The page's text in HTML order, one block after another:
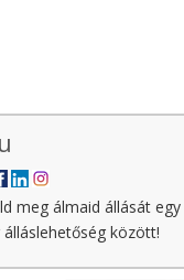
meg álmaid állását
álláslehetőség között!